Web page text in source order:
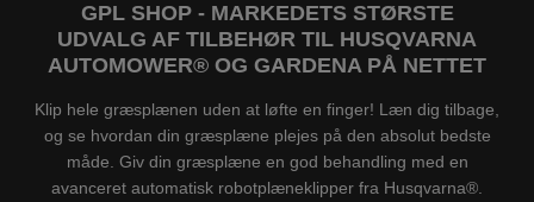
GPL SHOP - MARKEDETS STØRSTE
UDVALG AF TILBEHØR TIL HUSQVARNA
AUTOMOWER® OG GARDENA PÅ NETTET
Klip hele græsplænen uden at løfte en finger! Læn dig tilbage,
og se hvordan din græsplæne plejes på den absolut bedste
måde. Giv din græsplæne en god behandling med en
avanceret automatisk robotplæneklipper fra Husqvarna®.